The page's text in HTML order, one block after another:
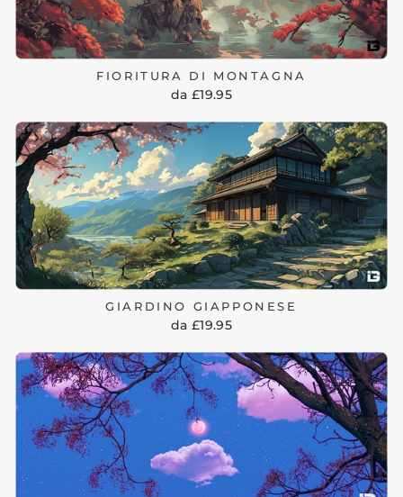
FIORITURA DI MONTAGNA
da £19.95
GIARDINO GIAPPONESE
da £19.95